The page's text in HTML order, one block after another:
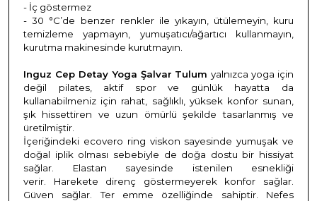
- İç göstermez
- 30 °C’de
benzer renkler ile yıkayın, ütülemeyin, kuru
temizleme yapmayın, yumuşatıcı/ağartıcı kullanmayın,
kurutma makinesinde kurutmayın.
Inguz Cep Detay Yoga Şalvar Tulumyalnızca yoga için
değil pilates, aktif spor ve günlük hayatta da
kullanabilmeniz için rahat, sağlıklı, yüksek konfor sunan,
şık hissettiren ve uzun ömürlü şekilde tasarlanmış ve
üretilmiştir.
İçeriğindeki ecovero ring viskon sayesinde yumuşak ve
doğal iplik olması sebebiyle de doğa dostu bir hissiyat
sağlar. Elastan sayesinde istenilen esnekliği
verir. Harekete direnç göstermeyerek konfor sağlar.
Güven sağlar. Ter emme özelliğinde sahiptir. Nefes